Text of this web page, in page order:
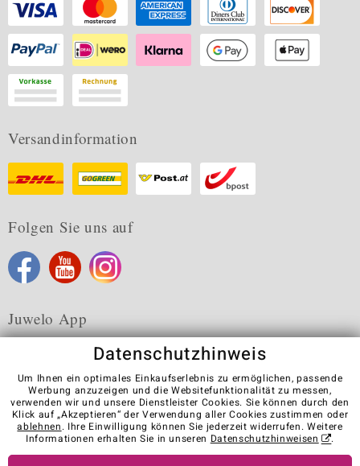
Versandinformation
Folgen Sie uns auf
Juwelo App
Karriere AGB Datenschutz Cookies
Impressum
Kontakt
Vertrag widerrufen
Visit our stores in other countries:
Datenschutzhinweis
Um Ihnen ein optimales Einkaufserlebnis zu ermöglichen, passende
Werbung anzuzeigen und die Websitefunktionalität zu messen,
verwenden wir und unsere Dienstleister Cookies. Sie können durch den
Klick auf „Akzeptieren“ der Verwendung aller Cookies zustimmen oder
ablehnen. Ihre Einwilligung können Sie jederzeit widerrufen. Weitere
Informationen erhalten Sie in unseren Datenschutzhinweisen .